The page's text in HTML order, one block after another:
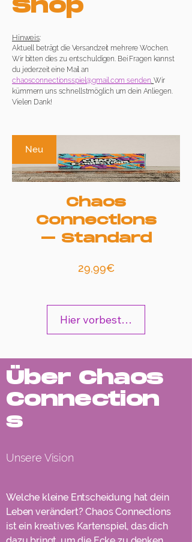
Shop
Hinweis:
Aktuell beträgt die Versandzeit mehrere Wochen.
Wir bitten dies zu entschuldigen. Bei Fragen kannst
du jederzeit eine Mail an
chaosconnectionsspiel@gmail.com senden.Wir
kümmern uns schnellstmöglich um dein Anliegen.
Vielen Dank!
Neu
Chaos
Connections
– Standard
29,99€Preis
Hier vorbestellen
Über Chaos
Connection
s
Unsere Vision
Welche kleine Entscheidung hat dein
Leben verändert? Chaos Connections
ist ein kreatives Kartenspiel, das dich